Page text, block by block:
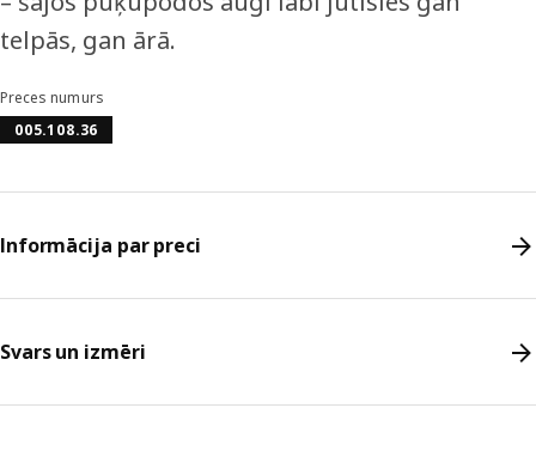
telpās, gan ārā.
Preces numurs
005.108.36
Informācija par preci
Svars un izmēri